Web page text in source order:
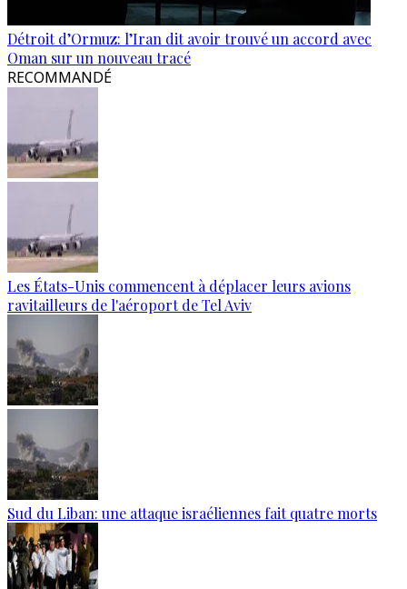
Détroit d’Ormuz: l’Iran dit avoir trouvé un accord avec
Oman sur un nouveau tracé
RECOMMANDÉ
Les États-Unis commencent à déplacer leurs avions
ravitailleurs de l'aéroport de Tel Aviv
Sud du Liban: une attaque israéliennes fait quatre morts